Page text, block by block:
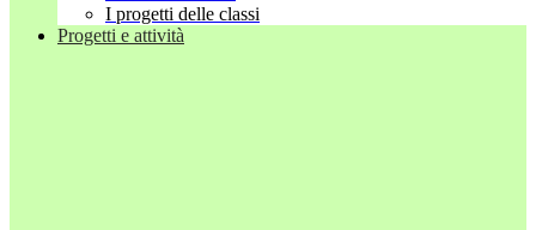
I progetti delle classi
Progetti e attività